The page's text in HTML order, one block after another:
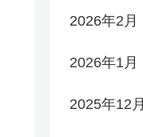
2026年2月
2026年1月
2025年12月